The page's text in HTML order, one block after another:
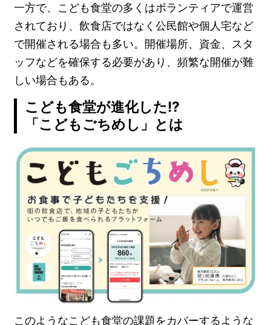
一方で、こども食堂の多くはボランティアで運営
されており、飲食店ではなく公民館や個人宅など
で開催される場合も多い。開催場所、資金、スタ
ッフなどを確保する必要があり、頻繁な開催が難
しい場合もある。
こども食堂が進化した!?
「こどもごちめし」とは
このようなこども食堂の課題をカバーするような